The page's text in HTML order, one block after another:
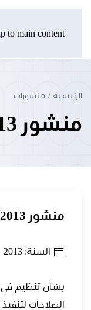
to main content
الرئيسية منشورات
منشور 1/2013
منشور 1/2013
السنة: 2013
بشأن تنظيم في
الصلاحات لتنفيذ